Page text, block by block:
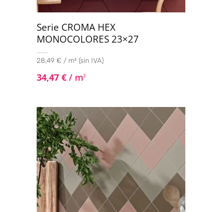
Serie CROMA HEX
MONOCOLORES 23×27
28,49 € / m² (sin IVA)
34,47 € / m2